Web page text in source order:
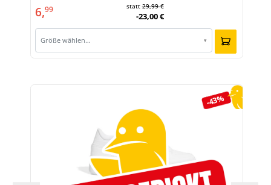
6,99 statt29,99 €
-23,00 €
Größe wählen… ▾
-43%